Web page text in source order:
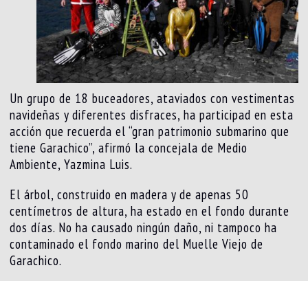
Un grupo de 18 buceadores, ataviados con vestimentas
navideñas y diferentes disfraces, ha participad en esta
acción que recuerda el “gran patrimonio submarino que
tiene Garachico”, afirmó la concejala de Medio
Ambiente, Yazmina Luis.
El árbol, construido en madera y de apenas 50
centímetros de altura, ha estado en el fondo durante
dos días. No ha causado ningún daño, ni tampoco ha
contaminado el fondo marino del Muelle Viejo de
Garachico.